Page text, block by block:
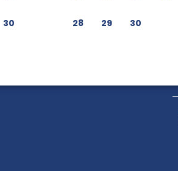
30 28 29 30